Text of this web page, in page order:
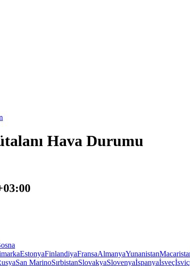
Hava Durumu
EstonyaFinlandiyaFransaAlmanyaYunanistan
San MarinoSırbistanSlovakyaSlovenyaİspanyaİsveç